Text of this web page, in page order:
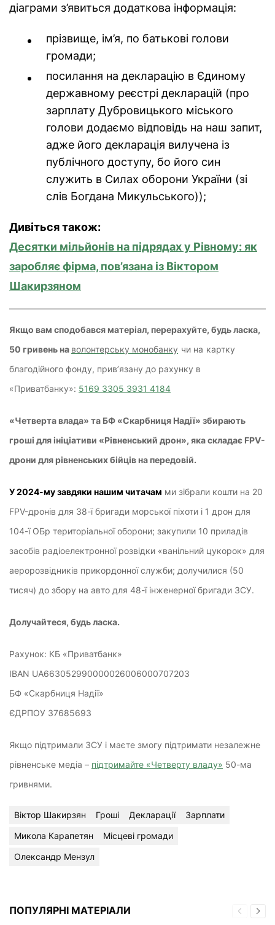
діаграми з’явиться додаткова інформація:
прізвище, ім’я, по батькові голови
громади;
посилання на декларацію в Єдиному
державному реєстрі декларацій (про
зарплату Дубровицького міського
голови додаємо відповідь на наш запит,
адже його декларація вилучена із
публічного доступу, бо його син
служить в Силах оборони України (зі
слів Богдана Микульського));
Дивіться також:
Десятки мільйонів на підрядах у Рівному: як
заробляє фірма, пов’язана із Віктором
Шакирзяном
Якщо вам сподобався матеріал, перерахуйте, будь ласка,
50 гривень на волонтерську монобанку чи на картку
благодійного фонду, прив’язану до рахунку в
«Приватбанку»: 5169 3305 3931 4184
«Четверта влада» та БФ «Скарбниця Надії» збирають
гроші для ініціативи «Рівненський дрон», яка складає FPV-
дрони для рівненських бійців на передовій.
У 2024-му завдяки нашим читачам ми зібрали кошти на 20
FPV-дронів для 38-ї бригади морської піхоти і 1 дрон для
104-ї ОБр територіальної оборони; закупили 10 приладів
засобів радіоелектронної розвідки «ванільний цукорок» для
аеророзвідників прикордонної служби; долучилися (50
тисяч) до збору на авто для 48-ї інженерної бригади ЗСУ.
Долучайтеся, будь ласка.
Рахунок: КБ «Приватбанк»
IBAN UA663052990000026006000707203
БФ «Скарбниця Надії»
ЄДРПОУ 37685693
Якщо підтримали ЗСУ і маєте змогу підтримати незалежне
рівненське медіа – підтримайте «Четверту владу» 50-ма
гривнями.
Віктор Шакирзян Гроші Декларації
Зарплати
Микола Карапетян
Місцеві громади
Олександр Мензул
ПОПУЛЯРНІ МАТЕРІАЛИ